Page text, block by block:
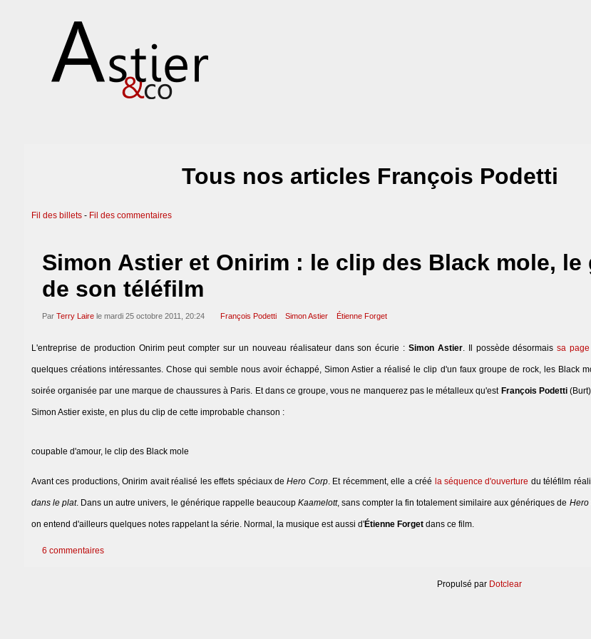
Tous nos articles François Podetti
Fil des billets - Fil des commentaires
Simon Astier et Onirim : le clip des Black mole, le
de son téléfilm
Par Terry Laire le mardi 25 octobre 2011, 20:24 François Podetti Simon Astier Étienne Forget
L'entreprise de production Onirim peut compter sur un nouveau réalisateur dans son écurie : Simon Astier. Il possède désormaissa page
quelques créations intéressantes. Chose qui semble nous avoir échappé, Simon Astier a réalisé le clip d'un faux groupe de rock, les Black
soirée organisée par une marque de chaussures à Paris. Et dans ce groupe, vous ne manquerez pas le métalleux qu'est François Podetti
Simon Astier existe, en plus du clip de cette improbable chanson :
coupable d'amour, le clip des Black mole
Avant ces productions, Onirim avait réalisé les effets spéciaux deHero Corp. Et récemment, elle a créé la séquence d'ouverture du téléfilm
dans le plat. Dans un autre univers, le générique rappelle beaucoup Kaamelott, sans compter la fin totalement similaire aux génériques de Hero
on entend d'ailleurs quelques notes rappelant la série. Normal, la musique est aussi d'Étienne Forget dans ce film.
6 commentaires
Propulsé par Dotclear